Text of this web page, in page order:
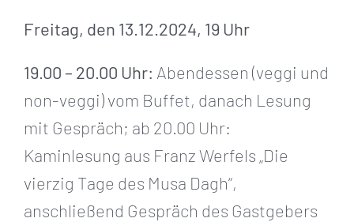
Freitag, den 13.12.2024, 19 Uhr
19.00 – 20.00 Uhr: Abendessen (veggi und
non-veggi) vom Buffet, danach Lesung
mit Gespräch; ab 20.00 Uhr:
Kaminlesung aus Franz Werfels „Die
vierzig Tage des Musa Dagh“,
anschließend Gespräch des Gastgebers